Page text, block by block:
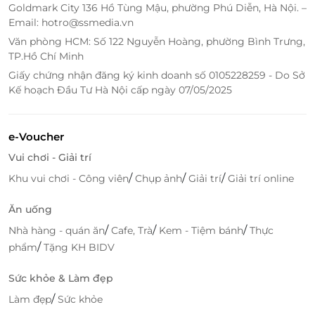
Goldmark City 136 Hồ Tùng Mậu, phường Phú Diễn, Hà Nội. –
Email: hotro@ssmedia.vn
Văn phòng HCM: Số 122 Nguyễn Hoàng, phường Bình Trưng,
TP.Hồ Chí Minh
Giấy chứng nhận đăng ký kinh doanh số 0105228259 - Do Sở
Kế hoạch Đầu Tư Hà Nội cấp ngày 07/05/2025
e-Voucher
Vui chơi - Giải trí
Khu vui chơi - Công viên/Chụp ảnh/Giải trí/Giải trí online
Ăn uống
Nhà hàng - quán ăn/Cafe, Trà/ Kem - Tiệm bánh/Thực
phẩm/Tặng KH BIDV
Sức khỏe & Làm đẹp
Làm đẹp/Sức khỏe